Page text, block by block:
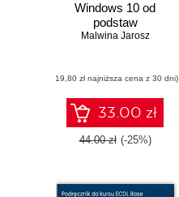
Windows 10 od
podstaw
Malwina Jarosz
(19,80 zł najniższa cena z 30 dni)
33.00 zł
44.00 zł (-25%)